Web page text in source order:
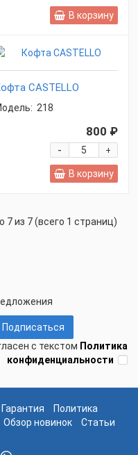
В корзину
CASTELLO
218
800 ₽
+
-
В корзину
7 из 7 (всего 1 страниц)
Подписаться
с текстом Политика
конфиденциальности
Гарантия
Политика
Обзор новинок Статьи